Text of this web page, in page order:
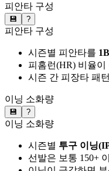
피안타 구성
💾 ?
피안타 구성
시즌별 피안타를
피홈런(HR) 비율
시즌 간 피장타 패
이닝 소화량
💾 ?
이닝 소화량
시즌별 투구 이닝
선발은 보통 150+